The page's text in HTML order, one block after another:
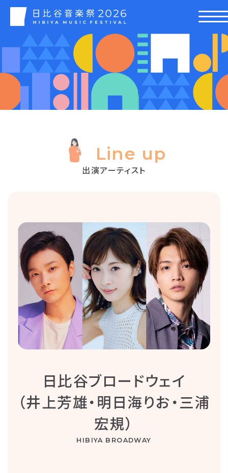
Line up
出演アーティスト
日比谷ブロードウェイ
（井上芳雄・明日海りお・三浦
宏規）
HIBIYA BROADWAY